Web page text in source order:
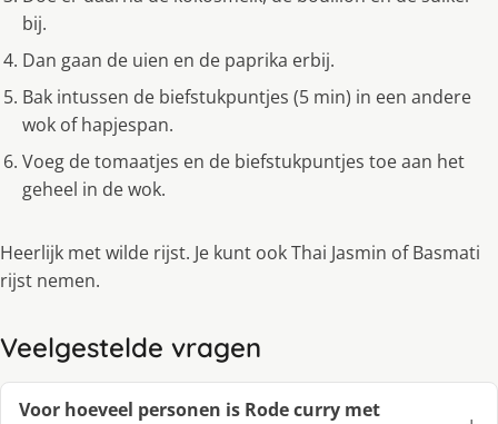
bij.
Dan gaan de uien en de paprika erbij.
Bak intussen de biefstukpuntjes (5 min) in een andere
wok of hapjespan.
Voeg de tomaatjes en de biefstukpuntjes toe aan het
geheel in de wok.
Heerlijk met wilde rijst. Je kunt ook Thai Jasmin of Basmati
rijst nemen.
Veelgestelde vragen
Voor hoeveel personen is Rode curry met